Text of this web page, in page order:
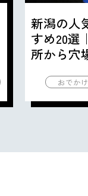
新潟の人
すめ20選
所から穴
おでか